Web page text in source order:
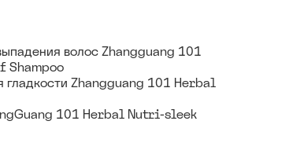
волос Zhangguang 101
Shampoo
Zhangguang 101 Herbal
101 Herbal Nutri-sleek